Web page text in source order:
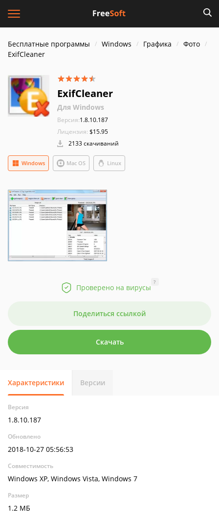
Бесплатные программы Windows Графика
Фото
ExifCleaner
ExifCleaner
Для Windows
Версия:1.8.10.187
Лицензия: $15.95
2133 скачиваний
Windows Mac OS Linux
Проверено на вирусы
?
Поделиться ссылкой
Скачать
Характеристики Версии
Версия
1.8.10.187
Обновлено
2018-10-27 05:56:53
Совместимость
Windows XP, Windows Vista, Windows 7
Размер
1.2 МБ